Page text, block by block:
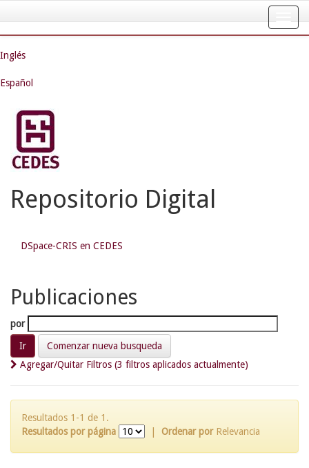
navigation
Inglés
Español
Repositorio Digital
DSpace-CRIS en CEDES
Publicaciones
por
Comenzar nueva busqueda
Agregar/Quitar Filtros (3 filtros aplicados actualmente)
Resultados 1-1 de 1.
Resultados por página
Ordenar por Relevancia